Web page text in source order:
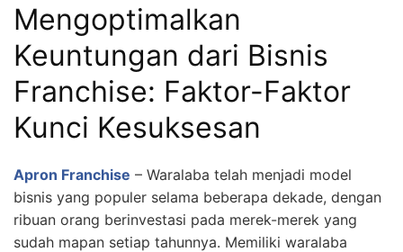
Mengoptimalkan
Keuntungan dari Bisnis
Franchise: Faktor-Faktor
Kunci Kesuksesan
Apron Franchise – Waralaba telah menjadi model
bisnis yang populer selama beberapa dekade, dengan
ribuan orang berinvestasi pada merek-merek yang
sudah mapan setiap tahunnya. Memiliki waralaba